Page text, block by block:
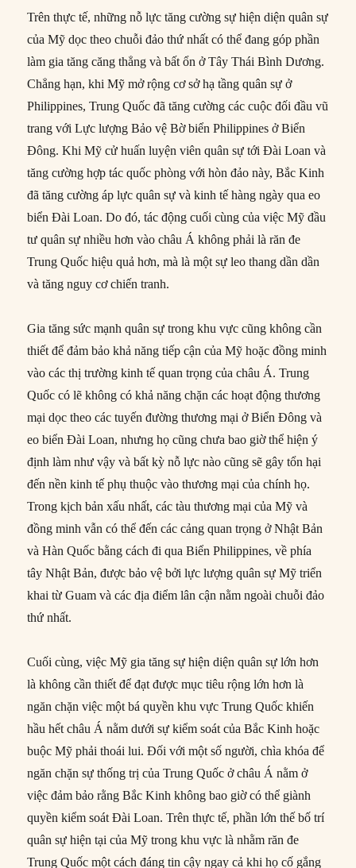
Trên thực tế, những nỗ lực tăng cường sự hiện diện quân sự
của Mỹ dọc theo chuỗi đảo thứ nhất có thể đang góp phần
làm gia tăng căng thẳng và bất ổn ở Tây Thái Bình Dương.
Chẳng hạn, khi Mỹ mở rộng cơ sở hạ tầng quân sự ở
Philippines, Trung Quốc đã tăng cường các cuộc đối đầu vũ
trang với Lực lượng Bảo vệ Bờ biển Philippines ở Biển
Đông. Khi Mỹ cử huấn luyện viên quân sự tới Đài Loan và
tăng cường hợp tác quốc phòng với hòn đảo này, Bắc Kinh
đã tăng cường áp lực quân sự và kinh tế hàng ngày qua eo
biển Đài Loan. Do đó, tác động cuối cùng của việc Mỹ đầu
tư quân sự nhiều hơn vào châu Á không phải là răn đe
Trung Quốc hiệu quả hơn, mà là một sự leo thang dần dần
và tăng nguy cơ chiến tranh.
Gia tăng sức mạnh quân sự trong khu vực cũng không cần
thiết để đảm bảo khả năng tiếp cận của Mỹ hoặc đồng minh
vào các thị trường kinh tế quan trọng của châu Á. Trung
Quốc có lẽ không có khả năng chặn các hoạt động thương
mại dọc theo các tuyến đường thương mại ở Biển Đông và
eo biển Đài Loan, nhưng họ cũng chưa bao giờ thể hiện ý
định làm như vậy và bất kỳ nỗ lực nào cũng sẽ gây tổn hại
đến nền kinh tế phụ thuộc vào thương mại của chính họ.
Trong kịch bản xấu nhất, các tàu thương mại của Mỹ và
đồng minh vẫn có thể đến các cảng quan trọng ở Nhật Bản
và Hàn Quốc bằng cách đi qua Biển Philippines, về phía
tây Nhật Bản, được bảo vệ bởi lực lượng quân sự Mỹ triển
khai từ Guam và các địa điểm lân cận nằm ngoài chuỗi đảo
thứ nhất.
Cuối cùng, việc Mỹ gia tăng sự hiện diện quân sự lớn hơn
là không cần thiết để đạt được mục tiêu rộng lớn hơn là
ngăn chặn việc một bá quyền khu vực Trung Quốc khiến
hầu hết châu Á nằm dưới sự kiểm soát của Bắc Kinh hoặc
buộc Mỹ phải thoái lui. Đối với một số người, chìa khóa để
ngăn chặn sự thống trị của Trung Quốc ở châu Á nằm ở
việc đảm bảo rằng Bắc Kinh không bao giờ có thể giành
quyền kiểm soát Đài Loan. Trên thực tế, phần lớn thế bố trí
quân sự hiện tại của Mỹ trong khu vực là nhằm răn đe
Trung Quốc một cách đáng tin cậy ngay cả khi họ cố gắng